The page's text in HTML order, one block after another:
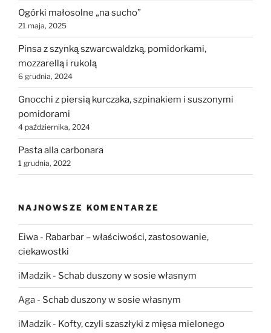
Ogórki małosolne „na sucho”
21 maja, 2025
Pinsa z szynką szwarcwaldzką, pomidorkami,
mozzarellą i rukolą
6 grudnia, 2024
Gnocchi z piersią kurczaka, szpinakiem i suszonymi
pomidorami
4 października, 2024
Pasta alla carbonara
1 grudnia, 2022
NAJNOWSZE KOMENTARZE
Eiwa - Rabarbar – właściwości, zastosowanie,
ciekawostki
iMadzik - Schab duszony w sosie własnym
Aga - Schab duszony w sosie własnym
iMadzik - Kofty, czyli szaszłyki z mięsa mielonego